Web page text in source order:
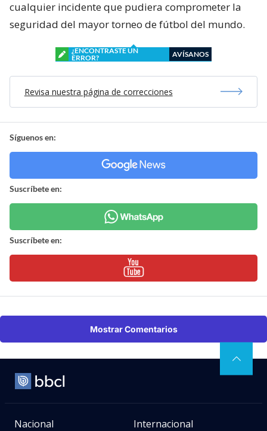
cualquier incidente que pudiera comprometer la
seguridad del mayor torneo de fútbol del mundo.
¿ENCONTRASTE UN
ERROR?
AVÍSANOS
Revisa nuestra página de correcciones
Síguenos en:
Suscríbete en:
Suscríbete en:
Mostrar Comentarios
Nacional Internacional